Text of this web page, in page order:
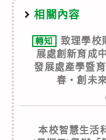
相關內容
轉知
致理學校
展處創新育成
發展處產學暨
春‧創未
本校智慧生活